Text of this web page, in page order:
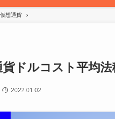
仮想通貨
貨ドルコスト平均
2022.01.02